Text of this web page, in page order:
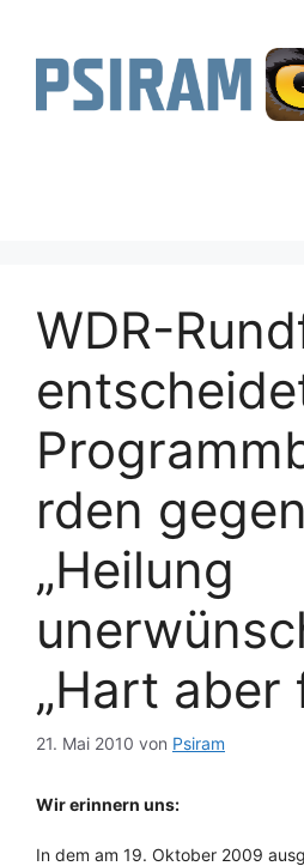
springen
WDR-
rden gegen
„Heilung
„Hart aber
21. Mai 2010 von Psiram
Wir erinnern uns:
In dem am 19. Oktober 2009